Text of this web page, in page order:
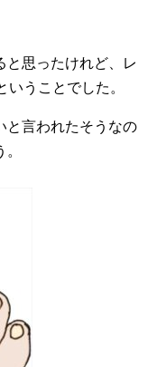
と思ったけれど、レ
いうことでした。
と言われたそうなの